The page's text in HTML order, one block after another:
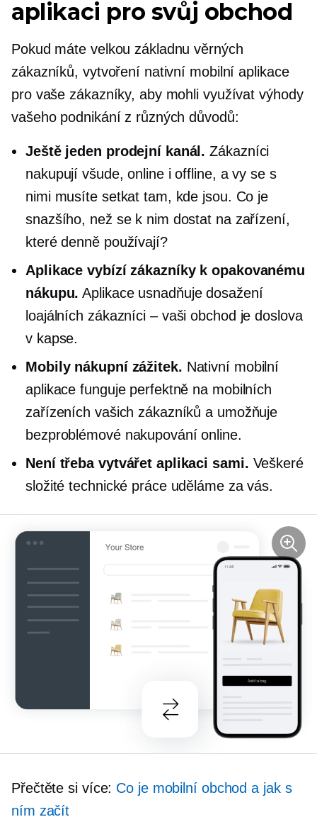
aplikaci pro svůj obchod
Pokud máte velkou základnu věrných
zákazníků, vytvoření nativní mobilní aplikace
pro vaše zákazníky, aby mohli využívat výhody
vašeho podnikání z různých důvodů:
Ještě jeden prodejní kanál. Zákazníci
nakupují všude, online i offline, a vy se s
nimi musíte setkat tam, kde jsou. Co je
snazšího, než se k nim dostat na zařízení,
které denně používají?
Aplikace vybízí zákazníky k opakovanému
nákupu. Aplikace usnadňuje dosažení
loajálních zákazníci – vaši obchod je doslova
v kapse.
Mobilynákupní zážitek. Nativní mobilní
aplikace funguje perfektně na mobilních
zařízeních vašich zákazníků a umožňuje
bezproblémové nakupování online.
Není třeba vytvářet aplikaci sami. Veškeré
složité technické práce uděláme za vás.
Přečtěte si více: Co je mobilní obchod a jak s
ním začít